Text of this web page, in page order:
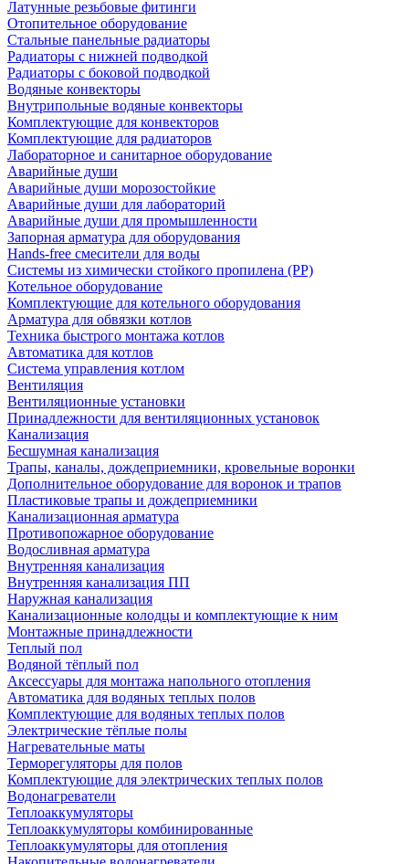
Латунные резьбовые фитинги
Отопительное оборудование
Стальные панельные радиаторы
Радиаторы с нижней подводкой
Радиаторы с боковой подводкой
Водяные конвекторы
Внутрипольные водяные конвекторы
Комплектующие для конвекторов
Комплектующие для радиаторов
Лабораторное и санитарное оборудование
Аварийные души
Аварийные души морозостойкие
Аварийные души для лабораторий
Аварийные души для промышленности
Запорная арматура для оборудования
Hands-free смесители для воды
Системы из химически стойкого пропилена (PP)
Котельное оборудование
Комплектующие для котельного оборудования
Арматура для обвязки котлов
Техника быстрого монтажа котлов
Автоматика для котлов
Система управления котлом
Вентиляция
Вентиляционные установки
Принадлежности для вентиляционных установок
Канализация
Бесшумная канализация
Трапы, каналы, дождеприемники, кровельные воронки
Дополнительное оборудование для воронок и трапов
Пластиковые трапы и дождеприемники
Канализационная арматура
Противопожарное оборудование
Водосливная арматура
Внутренняя канализация
Внутренняя канализация ПП
Наружная канализация
Канализационные колодцы и комплектующие к ним
Монтажные принадлежности
Теплый пол
Водяной тёплый пол
Аксессуары для монтажа напольного отопления
Автоматика для водяных теплых полов
Комплектующие для водяных теплых полов
Электрические тёплые полы
Нагревательные маты
Терморегуляторы для полов
Комплектующие для электрических теплых полов
Водонагреватели
Теплоаккумуляторы
Теплоаккумуляторы комбинированные
Теплоаккумуляторы для отопления